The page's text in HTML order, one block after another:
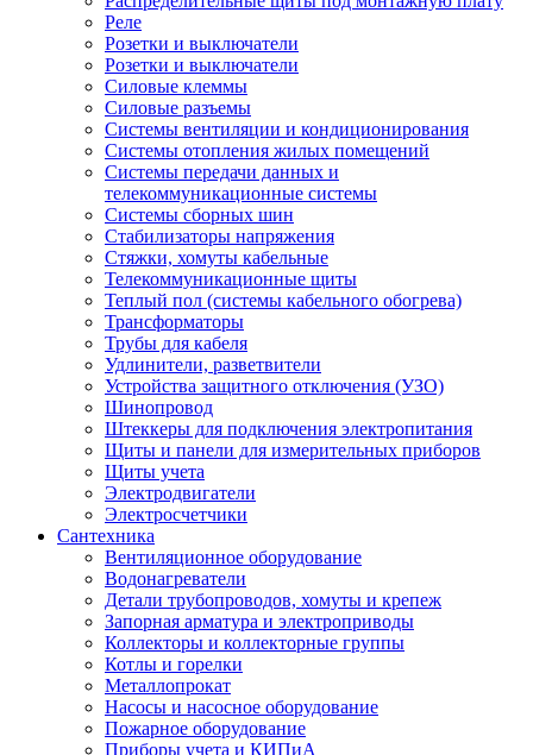
Реле
Розетки и выключатели
Розетки и выключатели
Силовые клеммы
Силовые разъемы
Системы вентиляции и кондиционирования
Системы отопления жилых помещений
Системы передачи данных и
телекоммуникационные системы
Системы сборных шин
Стабилизаторы напряжения
Стяжки, хомуты кабельные
Телекоммуникационные щиты
Теплый пол (системы кабельного обогрева)
Трансформаторы
Трубы для кабеля
Удлинители, разветвители
Устройства защитного отключения (УЗО)
Шинопровод
Штеккеры для подключения электропитания
Щиты и панели для измерительных приборов
Щиты учета
Электродвигатели
Электросчетчики
Сантехника
Вентиляционное оборудование
Водонагреватели
Детали трубопроводов, хомуты и крепеж
Запорная арматура и электроприводы
Коллекторы и коллекторные группы
Котлы и горелки
Металлопрокат
Насосы и насосное оборудование
Пожарное оборудование
Приборы учета и КИПиА